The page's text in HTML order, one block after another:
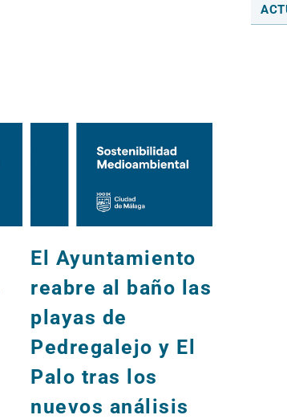
El Ayuntamiento
reabre al baño las
playas de
Pedregalejo y El
Palo tras los
nuevos análisis